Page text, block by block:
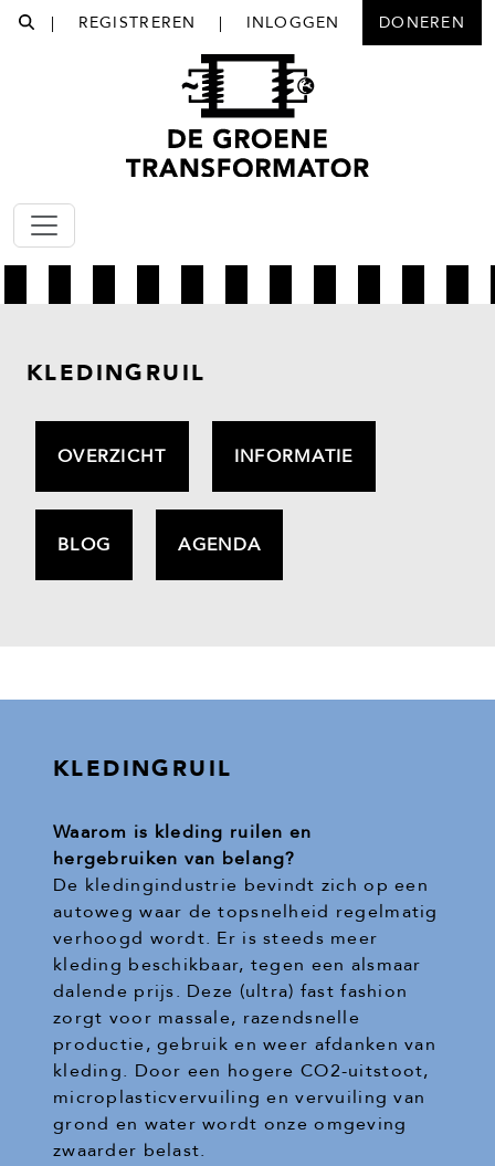
| REGISTREREN | INLOGGEN DONEREN
KLEDINGRUIL
OVERZICHT INFORMATIE
BLOG AGENDA
KLEDINGRUIL
Waarom is kleding ruilen en
hergebruiken van belang?
De kledingindustrie bevindt zich op een
autoweg waar de topsnelheid regelmatig
verhoogd wordt. Er is steeds meer
kleding beschikbaar, tegen een alsmaar
dalende prijs. Deze (ultra) fast fashion
zorgt voor massale, razendsnelle
productie, gebruik en weer afdanken van
kleding. Door een hogere CO2-uitstoot,
microplasticvervuiling en vervuiling van
grond en water wordt onze omgeving
zwaarder belast.